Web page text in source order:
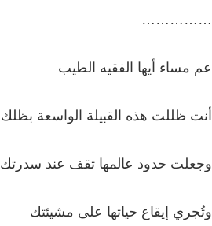
……………
عم مساء أيها الفقيه الطيب
أنت ظللت هذه القبيلة الواسعة بظلك
وجعلت حدود عالمها تقف عند سدرتك
وتُجري إيقاع حياتها على مشيئتك